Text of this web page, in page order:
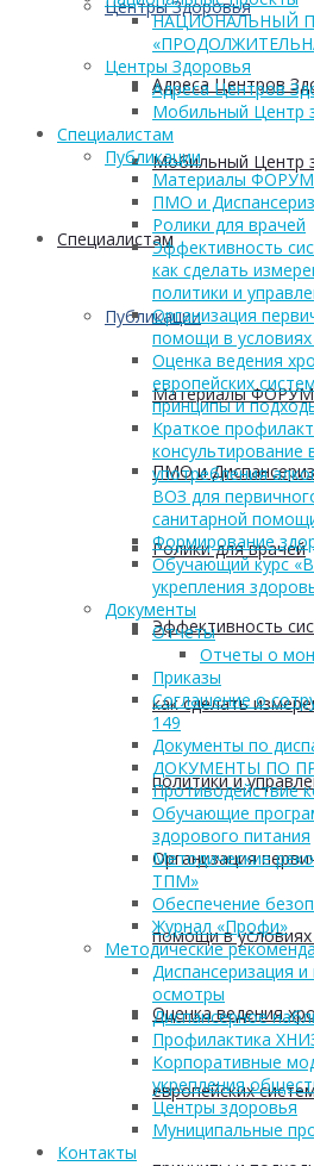
Центры Здоровья
Адреса Центров
Мобильный Центр
Cпециалистам
Публикации
Материалы
ПМО и
Ролики для врачей
Эффективность
как сделать
политики и
Организация
помощи в
Оценка ведения
европейских
НАЦИОНАЛЬНЫЙ
Центры Здоровья
Адреса Центров
Мобильный Центр
Cпециалистам
Публикации
Материалы
ПМО и
Ролики для врачей
Эффективность
как сделать
политики и
Организация
помощи в
Оценка ведения
европейских
принципы и
Краткое
консультирование
употребления
ВОЗ для
санитарной
Формирование
Обучающий курс
укрепления
Документы
Отчеты
Отчеты о
Приказы
Соглашение о
149
Документы по
ДОКУМЕНТЫ ПО
Противодействие
Обучающие
здорового питания
Методические
ТПМ»
Обеспечение
Журнал «Профи»
Методические
Диспансеризация
осмотры
Диспансерное
Профилактика
Корпоративные
укрепления
Центры здоровья
Муниципальные
Контакты